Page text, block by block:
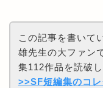
この記事を書いて
雄先生の大ファン
集112作品を読破し
>>SF短編集のコ